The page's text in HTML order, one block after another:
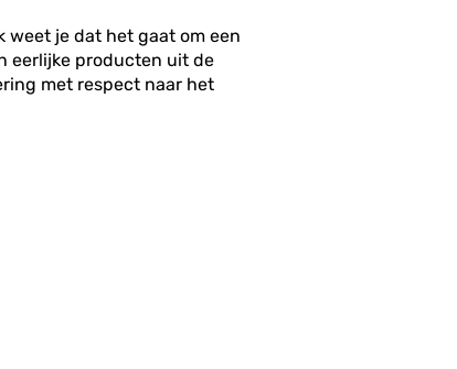
weet je dat het gaat om een
eerlijke producten uit de
met respect naar het